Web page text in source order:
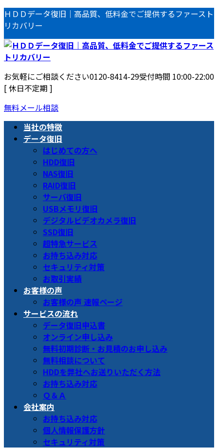
コ
ン
テ
ン
ツ
へ
ス
キ
ッ
プ
ナ
ビ
ゲ
ー
シ
ョ
ン
に
移
動
ＨＤＤデータ復旧｜高品質、低料金でご提供するファースト
リカバリー
お気軽にご相談ください0120-8414-29受付時間 10:00-22:00
[ 休日不定期 ]
無料メール相談
当社の特徴
データ復旧
はじめての方へ
HDD復旧
NAS復旧
RAID復旧
サーバ復旧
USBメモリ復旧
デジタルビデオカメラ復旧
SSD復旧
超特急サービス
お持ち込み対応
セキュリティ対策
お取引実績
お客様の声
お客様の声 速報ページ
サービスの流れ
データ復旧申込書
オンライン申し込み
無料初期診断・お見積のお申し込み
無料相談について
HDDを弊社へお送りいただく方法
お持ち込み対応
Ｑ＆Ａ
会社案内
お持ち込み対応
個人情報保護方針
セキュリティ対策